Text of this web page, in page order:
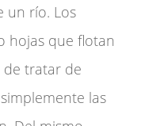
un río. Los
hojas que flotan
de tratar de
las